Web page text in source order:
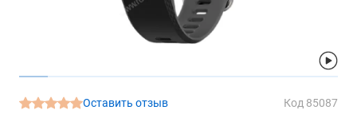
Оставить отзыв Код 85087